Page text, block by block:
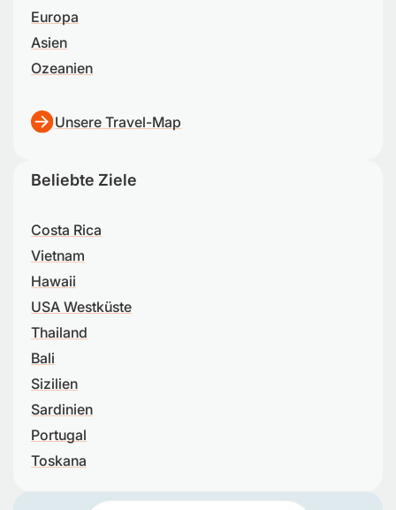
Europa
Asien
Ozeanien
Unsere Travel-Map
Beliebte Ziele
Costa Rica
Vietnam
Hawaii
USA Westküste
Thailand
Bali
Sizilien
Sardinien
Portugal
Toskana